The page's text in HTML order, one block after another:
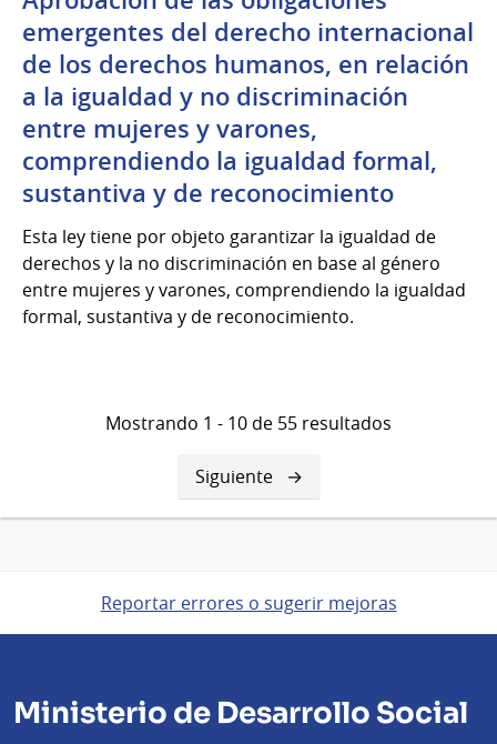
emergentes del derecho internacional
de los derechos humanos, en relación
a la igualdad y no discriminación
entre mujeres y varones,
comprendiendo la igualdad formal,
sustantiva y de reconocimiento
Esta ley tiene por objeto garantizar la igualdad de
derechos y la no discriminación en base al género
entre mujeres y varones, comprendiendo la igualdad
formal, sustantiva y de reconocimiento.
Mostrando 1 - 10 de 55 resultados
Siguiente
página
Siguiente
Reportar errores o sugerir mejoras
Ministerio de Desarrollo Social